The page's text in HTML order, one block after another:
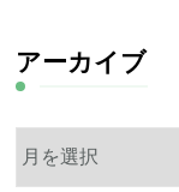
アーカイブ
ア
ー